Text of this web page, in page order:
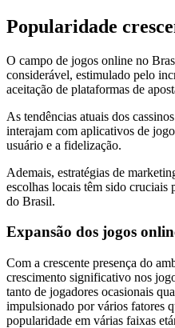
Popularidade
O campo de jogos online no
considerável, estimulado pelo
aceitação de plataformas de
As tendências atuais dos
interajam com aplicativos de
usuário e a fidelização.
Ademais, estratégias de
escolhas locais têm sido cruciais
do Brasil.
Expansão dos jogos
Com a crescente presença do
crescimento significativo nos
tanto de jogadores ocasionais
impulsionado por vários fatores
popularidade em várias faixas